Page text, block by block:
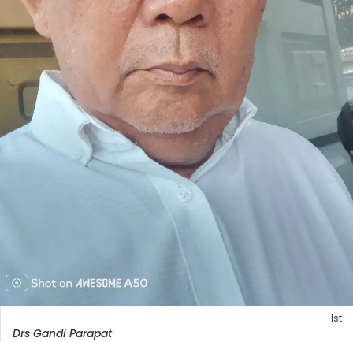
Ist
Drs Gandi Parapat